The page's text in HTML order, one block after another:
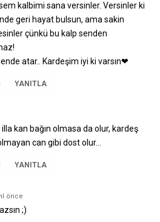
kalbimi sana versinler. Versinler ki
geri hayat bulsun, ama sakin
çünkü bu kalp senden
atar.. Kardeşim iyi ki varsın❤
YANITLA
kan bağın olmasa da olur, kardeş
can gibi dost olur…
YANITLA
önce
;)